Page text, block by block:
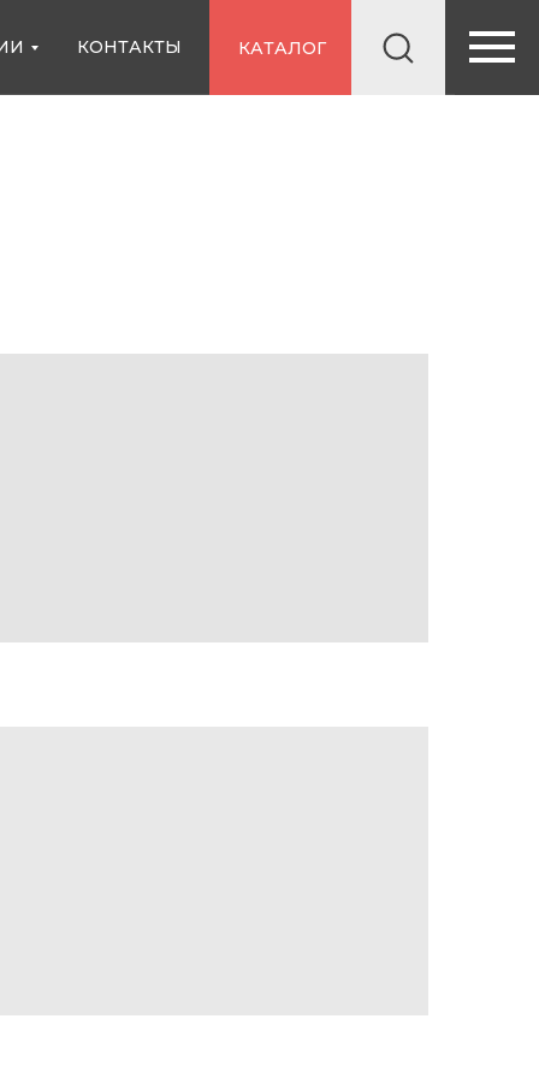
КОНТАКТЫ КАТАЛОГ